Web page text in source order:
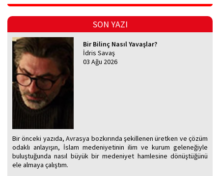
SON YAZI
Bir Bilinç Nasıl Yavaşlar?
İdris Savaş
03 Ağu 2026
Bir önceki yazıda, Avrasya bozkırında şekillenen üretken ve çözüm
odaklı anlayışın, İslam medeniyetinin ilim ve kurum geleneğiyle
buluştuğunda nasıl büyük bir medeniyet hamlesine dönüştüğünü
ele almaya çalıştım.